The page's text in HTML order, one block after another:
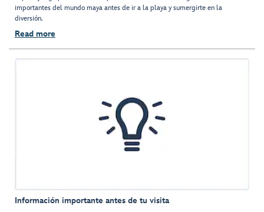
importantes del mundo maya antes de ir a la playa y sumergirte en la
diversión.
Read more
Información importante antes de tu visita